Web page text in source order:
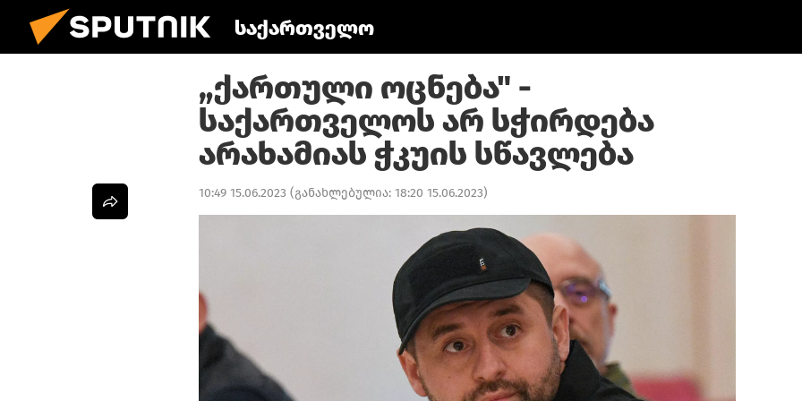
საქართველო
„ქართული ოცნება" -
საქართველოს არ სჭირდება
არახამიას ჭკუის სწავლება
10:49 15.06.2023 (განახლებულია: 18:20 15.06.2023)